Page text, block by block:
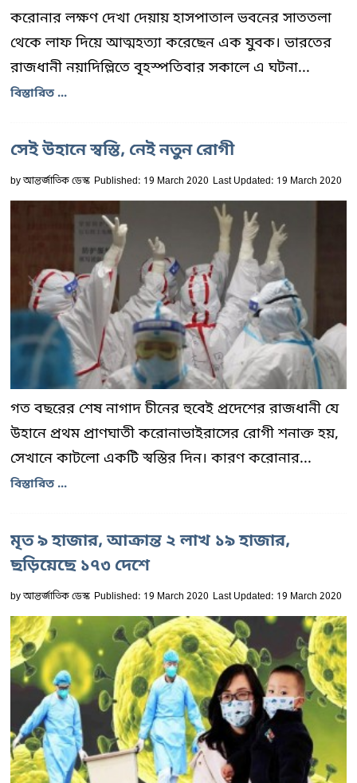
করোনার লক্ষণ দেখা দেয়ায় হাসপাতাল ভবনের সাততলা
থেকে লাফ দিয়ে আত্মহত্যা করেছেন এক যুবক। ভারতের
রাজধানী নয়াদিল্লিতে বৃহস্পতিবার সকালে এ ঘটনা...
বিস্তারিত ...
সেই উহানে স্বস্তি, নেই নতুন রোগী
byআন্তর্জাতিক ডেস্ক Published: 19 March 2020 Last Updated: 19 March 2020
গত বছরের শেষ নাগাদ চীনের হুবেই প্রদেশের রাজধানী যে
উহানে প্রথম প্রাণঘাতী করোনাভাইরাসের রোগী শনাক্ত হয়,
সেখানে কাটলো একটি স্বস্তির দিন। কারণ করোনার...
বিস্তারিত ...
মৃত ৯ হাজার, আক্রান্ত ২ লাখ ১৯ হাজার,
ছড়িয়েছে ১৭৩ দেশে
byআন্তর্জাতিক ডেস্ক Published: 19 March 2020 Last Updated: 19 March 2020